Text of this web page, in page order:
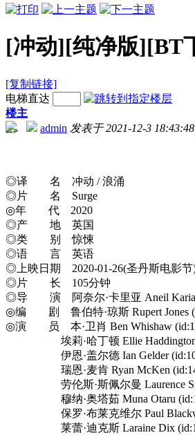
[冲动][纯净版][BT
[复制链接]
电梯直达
楼主
admin 发表于 2021-12-3 18:43:48
-->
◎译 名 冲动 / 浪涌
◎片 名 Surge
◎年 代 2020
◎产 地 英国
◎类 别 惊悚
◎语 言 英语
◎上映日期 2020-01-26(圣丹斯电影节)
◎片 长 105分钟
◎导 演 阿奈尔·卡里亚 Aneil Karia
◎编 剧 鲁伯特·琼斯 Rupert Jones
◎演 员 本·卫肖 Ben Whishaw
埃莉·哈丁顿 Ellie Haddington
伊恩·盖尔德 Ian Gelder
瑞恩·麦肯 Ryan McKen
劳伦斯·斯佩尔曼 Laurence
穆纳·奥塔茹 Muna Otaru
保罗·布莱克维尔 Paul
莱蕾·迪克斯 Laraine Dix